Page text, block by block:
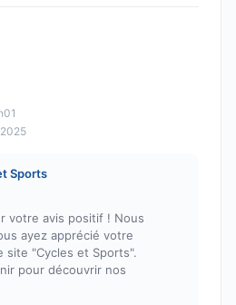
Sports
votre avis positif ! Nous
ayez apprécié votre
site "Cycles et Sports".
pour découvrir nos